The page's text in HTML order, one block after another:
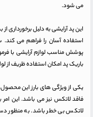
می شود.
این پد آرایشی به دلیل برخورداری
استفاده آسان را فراهم می
پوشش مناسب لوازم آرایشی با
باریک پد امکان استفاده ظریف از
یکی از ویژگی های بارز این
فاقد لاتکس نیز می باشد. این
لاتکس بی خطر باشد. به منظور